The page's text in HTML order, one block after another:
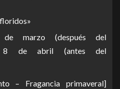
marzo (después del
8 de abril (antes del
– Fragancia primaveral]